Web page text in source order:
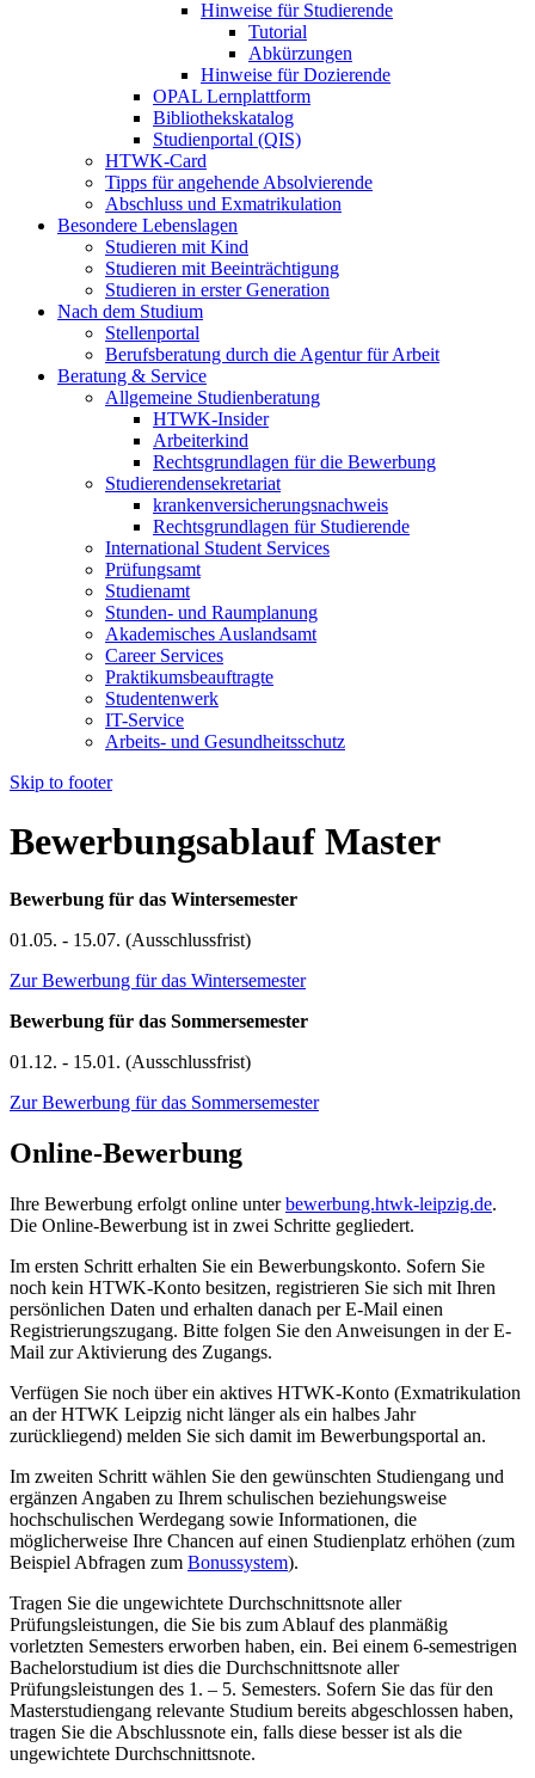
Hinweise für Studierende
Tutorial
Abkürzungen
Hinweise für Dozierende
OPAL Lernplattform
Bibliothekskatalog
Studienportal (QIS)
HTWK-Card
Tipps für angehende Absolvierende
Abschluss und Exmatrikulation
Besondere Lebenslagen
Studieren mit Kind
Studieren mit Beeinträchtigung
Studieren in erster Generation
Nach dem Studium
Stellenportal
Berufsberatung durch die Agentur für Arbeit
Beratung & Service
Allgemeine Studienberatung
HTWK-Insider
Arbeiterkind
Rechtsgrundlagen für die Bewerbung
Studierendensekretariat
krankenversicherungsnachweis
Rechtsgrundlagen für Studierende
International Student Services
Prüfungsamt
Studienamt
Stunden- und Raumplanung
Akademisches Auslandsamt
Career Services
Praktikumsbeauftragte
Studentenwerk
IT-Service
Arbeits- und Gesundheitsschutz
Skip to footer
Bewerbungsablauf Master
Bewerbung für das Wintersemester
01.05. - 15.07. (Ausschlussfrist)
Zur Bewerbung für das Wintersemester
Bewerbung für das Sommersemester
01.12. - 15.01. (Ausschlussfrist)
Zur Bewerbung für das Sommersemester
Online-Bewerbung
Ihre Bewerbung erfolgt online unterbewerbung.htwk-leipzig.de.
Die Online-Bewerbung ist in zwei Schritte gegliedert.
Im ersten Schritt erhalten Sie ein Bewerbungskonto. Sofern Sie
noch kein HTWK-Konto besitzen, registrieren Sie sich mit Ihren
persönlichen Daten und erhalten danach per E-Mail einen
Registrierungszugang. Bitte folgen Sie den Anweisungen in der E-
Mail zur Aktivierung des Zugangs.
Verfügen Sie noch über ein aktives HTWK-Konto (Exmatrikulation
an der HTWK Leipzig nicht länger als ein halbes Jahr
zurückliegend) melden Sie sich damit im Bewerbungsportal an.
Im zweiten Schritt wählen Sie den gewünschten Studiengang und
ergänzen Angaben zu Ihrem schulischen beziehungsweise
hochschulischen Werdegang sowie Informationen, die
möglicherweise Ihre Chancen auf einen Studienplatz erhöhen (zum
Beispiel Abfragen zum Bonussystem).
Tragen Sie die ungewichtete Durchschnittsnote aller
Prüfungsleistungen, die Sie bis zum Ablauf des planmäßig
vorletzten Semesters erworben haben, ein. Bei einem 6-semestrigen
Bachelorstudium ist dies die Durchschnittsnote aller
Prüfungsleistungen des 1. – 5. Semesters. Sofern Sie das für den
Masterstudiengang relevante Studium bereits abgeschlossen haben,
tragen Sie die Abschlussnote ein, falls diese besser ist als die
ungewichtete Durchschnittsnote.